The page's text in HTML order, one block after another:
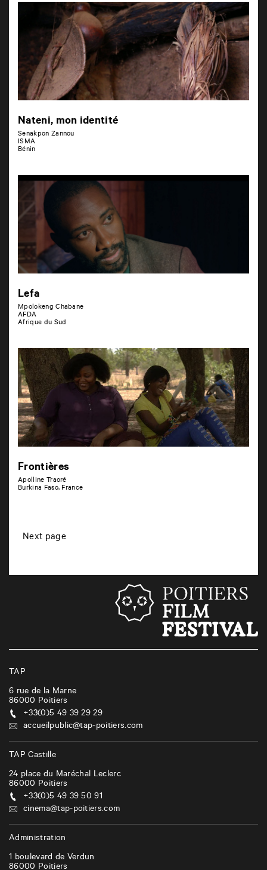
Nateni, mon identité
Senakpon Zannou
ISMA
Bénin
Lefa
Mpolokeng Chabane
AFDA
Afrique du Sud
Frontières
Apolline Traoré
Burkina Faso, France
P
i
g
a
t
i
o
n
Next page
TAP
6 rue de la Marne
86000 Poitiers
+33(0)5 49 39 29 29
accueilpublic@tap-poitiers.com
TAP Castille
24 place du Maréchal Leclerc
86000 Poitiers
+33(0)5 49 39 50 91
cinema@tap-poitiers.com
Administration
1 boulevard de Verdun
86000 Poitiers